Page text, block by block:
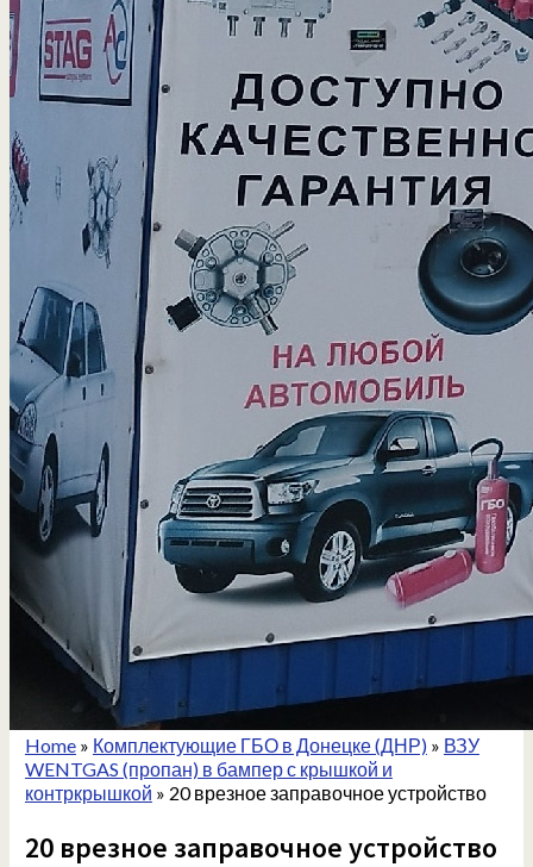
Home» Комплектующие ГБО в Донецке (ДНР)» ВЗУ
WENTGAS (пропан) в бампер с крышкой и
контркрышкой » 20 врезное заправочное устройство
20 врезное заправочное устройство